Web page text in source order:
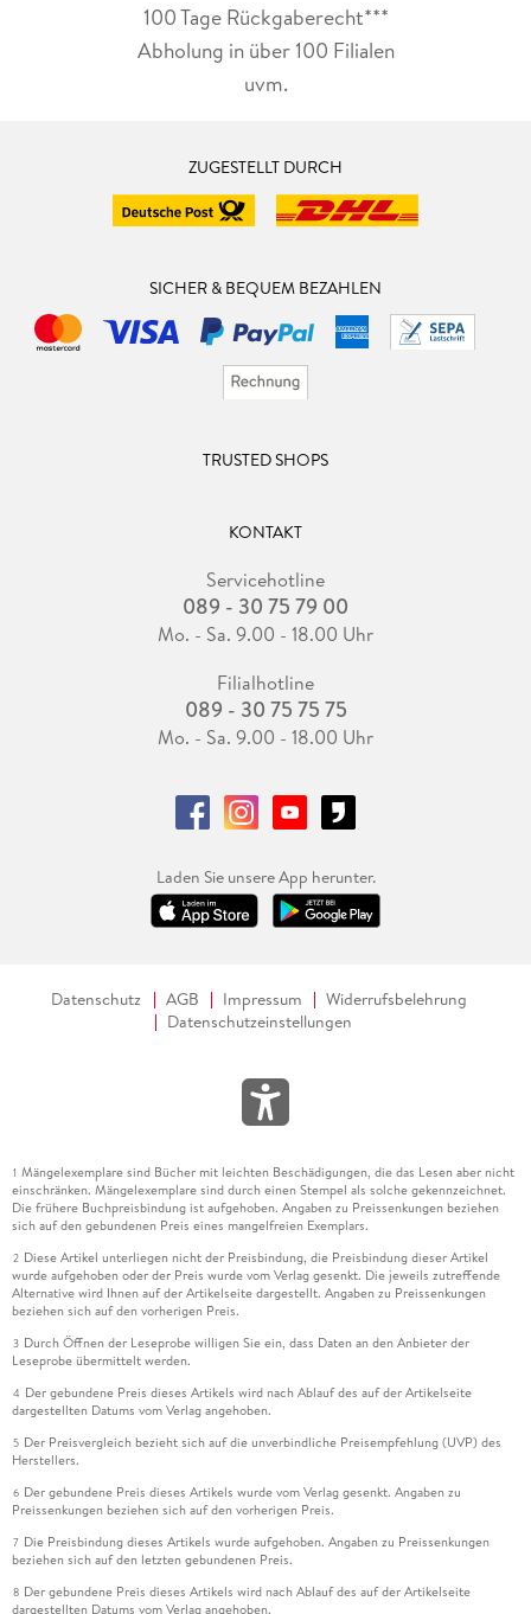
100 Tage Rückgaberecht***
Abholung in über 100 Filialen
uvm.
ZUGESTELLT DURCH
SICHER & BEQUEM BEZAHLEN
TRUSTED SHOPS
KONTAKT
Servicehotline
089 - 30 75 79 00
Mo. - Sa. 9.00 - 18.00 Uhr
Filialhotline
089 - 30 75 75 75
Mo. - Sa. 9.00 - 18.00 Uhr
Laden Sie unsere App herunter.
Datenschutz AGB Impressum
Widerrufsbelehrung
Datenschutzeinstellungen
1 Mängelexemplare sind Bücher mit leichten Beschädigungen, die das Lesen aber nicht
einschränken. Mängelexemplare sind durch einen Stempel als solche gekennzeichnet.
Die frühere Buchpreisbindung ist aufgehoben. Angaben zu Preissenkungen beziehen
sich auf den gebundenen Preis eines mangelfreien Exemplars.
2 Diese Artikel unterliegen nicht der Preisbindung, die Preisbindung dieser Artikel
wurde aufgehoben oder der Preis wurde vom Verlag gesenkt. Die jeweils zutreffende
Alternative wird Ihnen auf der Artikelseite dargestellt. Angaben zu Preissenkungen
beziehen sich auf den vorherigen Preis.
3 Durch Öffnen der Leseprobe willigen Sie ein, dass Daten an den Anbieter der
Leseprobe übermittelt werden.
4 Der gebundene Preis dieses Artikels wird nach Ablauf des auf der Artikelseite
dargestellten Datums vom Verlag angehoben.
5 Der Preisvergleich bezieht sich auf die unverbindliche Preisempfehlung (UVP) des
Herstellers.
6 Der gebundene Preis dieses Artikels wurde vom Verlag gesenkt. Angaben zu
Preissenkungen beziehen sich auf den vorherigen Preis.
7 Die Preisbindung dieses Artikels wurde aufgehoben. Angaben zu Preissenkungen
beziehen sich auf den letzten gebundenen Preis.
8 Der gebundene Preis dieses Artikels wird nach Ablauf des auf der Artikelseite
dargestellten Datums vom Verlag angehoben.